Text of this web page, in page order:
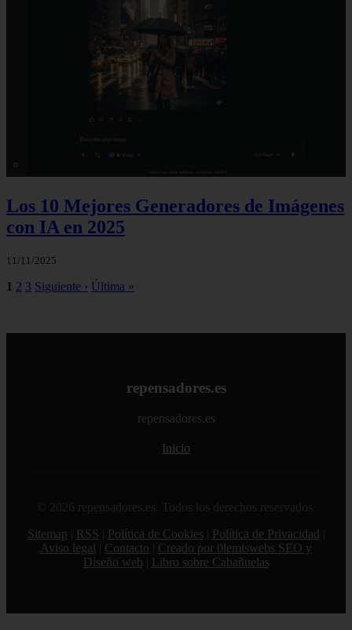
Los 10 Mejores Generadores de Imágenes
con IA en 2025
11/11/2025
1 2 3 Siguiente › Última »
repensadores.es
repensadores.es
Inicio
© 2026 repensadores.es. Todos los derechos reservados.
Sitemap
RSS Política de Cookies Política de Privacidad
Aviso legal
Contacto
Creado por 0lemiswebs SEO y
Diseño web
Libro sobre Cabañuelas